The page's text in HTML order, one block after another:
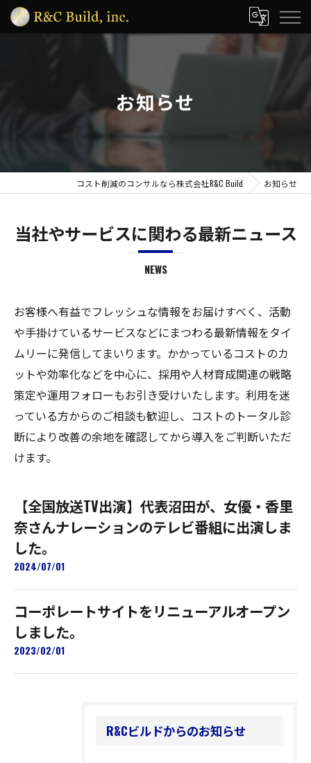
お知らせ
コスト削減のコンサルなら株式会社R&C Build お知らせ
当社やサービスに関わる最新ニュース
NEWS
お客様へ有益でフレッシュな情報をお届けすべく、活動
や手掛けているサービスなどにまつわる最新情報をタイ
ムリーに発信してまいります。かかっているコストのカ
ットや効率化などを中心に、採用や人材育成関連の戦略
策定や運用フォローもお引き受けいたします。利用を迷
っている方からのご相談も歓迎し、コストのトータル診
断により改善の余地を確認してから導入をご判断いただ
けます。
【全国放送TV出演】代表沼田が、女優・香里
奈さんナレーションのテレビ番組に出演しま
した。
2024/07/01
コーポレートサイトをリニューアルオープン
しました。
2023/02/01
R&Cビルドからのお知らせ